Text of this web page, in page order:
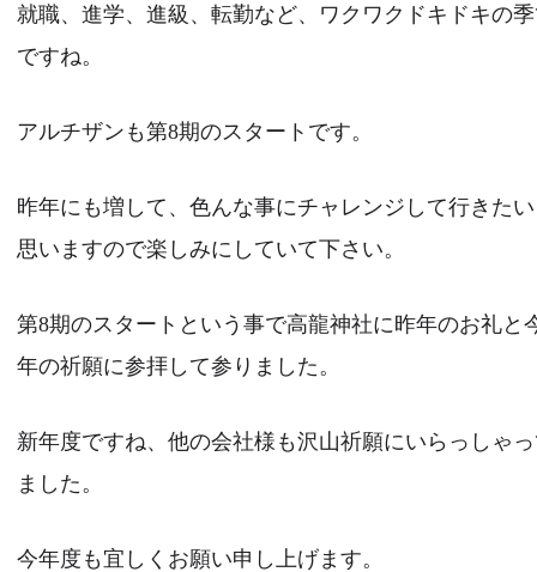
就職、進学、進級、転勤など、ワクワクドキドキの
ですね。
アルチザンも第8期のスタートです。
昨年にも増して、色んな事にチャレンジして行きた
思いますので楽しみにしていて下さい。
第8期のスタートという事で高龍神社に昨年のお礼と
年の祈願に参拝して参りました。
新年度ですね、他の会社様も沢山祈願にいらっしゃ
ました。
今年度も宜しくお願い申し上げます。